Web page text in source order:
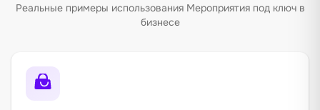
Реальные примеры использования Мероприятия под ключ в
бизнесе